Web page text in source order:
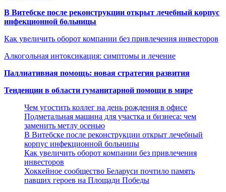
В Витебске после реконструкции открыт лечебный корпус
инфекционной больницы
Как увеличить оборот компании без привлечения инвесторов
Алкогольная интоксикация: симптомы и лечение
Паллиативная помощь: новая стратегия развития
Тенденции в области гуманитарной помощи в мире
Чем угостить коллег на день рождения в офисе
Подметальная машина для участка и бизнеса: чем
заменить метлу осенью
В Витебске после реконструкции открыт лечебный
корпус инфекционной больницы
Как увеличить оборот компании без привлечения
инвесторов
Хоккейное сообщество Беларуси почтило память
павших героев на Площади Победы